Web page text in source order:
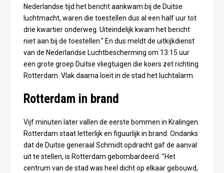
Nederlandse tijd het bericht aankwam bij de Duitse
luchtmacht, waren die toestellen dus al een half uur tot
drie kwartier onderweg. Uiteindelijk kwam het bericht
niet aan bij de toestellen." En dus meldt de uitkijkdienst
van de Nederlandse Luchtbescherming om 13:15 uur
een grote groep Duitse vliegtuigen die koers zet richting
Rotterdam. Vlak daarna loeit in de stad het luchtalarm.
Rotterdam in brand
Vijf minuten later vallen de eerste bommen in Kralingen.
Rotterdam staat letterlijk en figuurlijk in brand. Ondanks
dat de Duitse generaal Schmidt opdracht gaf de aanval
uit te stellen, is Rotterdam gebombardeerd. "Het
centrum van de stad was heel dicht op elkaar gebouwd,